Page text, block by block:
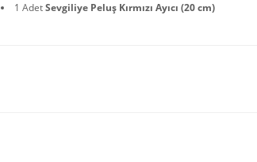
1 AdetSevgiliye Peluş Kırmızı Ayıcı (20 cm)